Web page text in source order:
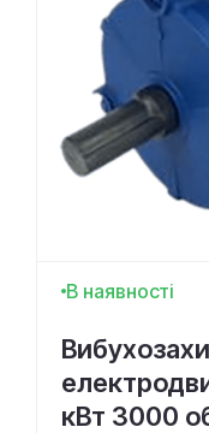
В наявності
кВт 3000